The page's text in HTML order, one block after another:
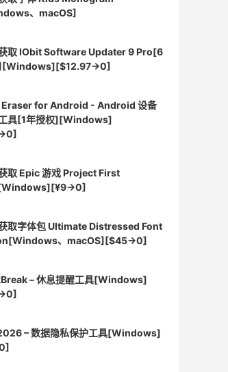
、macOS]
取 IObit Software Updater 9 Pro[6
][Windows][$12.97→0]
for Android - Android 设备
具[1年授权][Windows]
取 Epic 游戏 Project First
取字体包 Ultimate Distressed Font
、macOS][$45→0]
– 休息提醒工具[Windows]
– 数据隐私保护工具[Windows]